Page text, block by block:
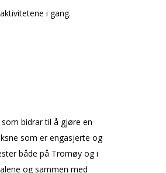
i gang.
bidrar til å gjøre en
som er engasjerte og
både på Tromøy og i
og sammen med